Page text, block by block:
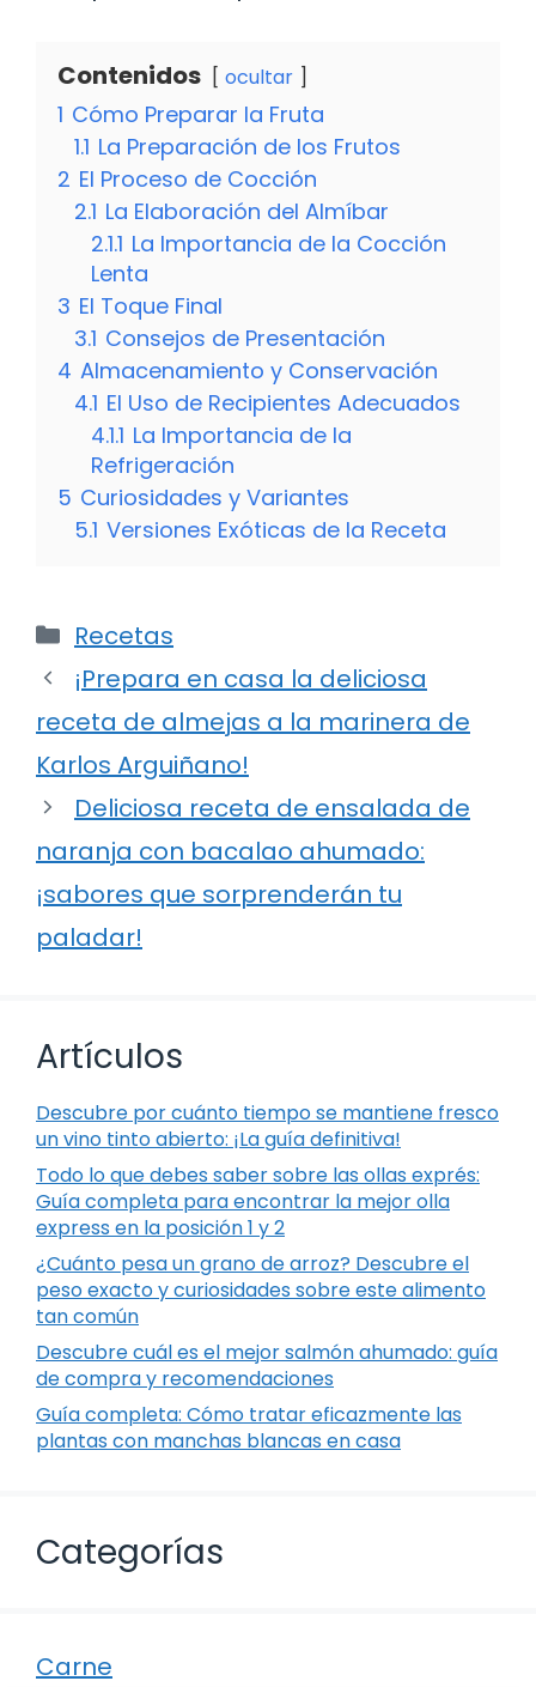
Contenidos ocultar
1 Cómo Preparar la Fruta
1.1 La Preparación de los Frutos
2 El Proceso de Cocción
2.1 La Elaboración del Almíbar
2.1.1 La Importancia de la Cocción
Lenta
3 El Toque Final
3.1 Consejos de Presentación
4 Almacenamiento y Conservación
4.1 El Uso de Recipientes Adecuados
4.1.1 La Importancia de la
Refrigeración
5 Curiosidades y Variantes
5.1 Versiones Exóticas de la Receta
Categorías
Recetas
¡Prepara en casa la deliciosa
receta de almejas a la marinera de
Karlos Arguiñano!
Deliciosa receta de ensalada de
naranja con bacalao ahumado:
¡sabores que sorprenderán tu
paladar!
Artículos
Descubre por cuánto tiempo se mantiene fresco
un vino tinto abierto: ¡La guía definitiva!
Todo lo que debes saber sobre las ollas exprés:
Guía completa para encontrar la mejor olla
express en la posición 1 y 2
¿Cuánto pesa un grano de arroz? Descubre el
peso exacto y curiosidades sobre este alimento
tan común
Descubre cuál es el mejor salmón ahumado: guía
de compra y recomendaciones
Guía completa: Cómo tratar eficazmente las
plantas con manchas blancas en casa
Categorías
Carne